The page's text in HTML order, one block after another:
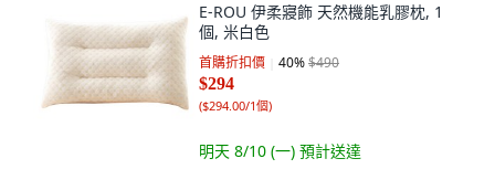
E-ROU 伊柔寢飾 天然機能乳膠枕, 1
個, 米白色
首購折扣價 40%$490
$294
($294.00/1個)
明天 8/10 (一) 預計送達